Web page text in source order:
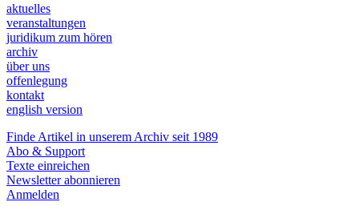
aktuelles
veranstaltungen
juridikum zum hören
archiv
über uns
offenlegung
kontakt
english version
Finde Artikel in unserem Archiv seit 1989
Abo & Support
Texte einreichen
Newsletter abonnieren
Anmelden